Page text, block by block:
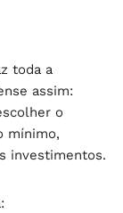
toda a
assim:
o
mínimo,
investimentos.